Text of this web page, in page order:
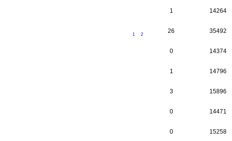
1 14264
1 2 26 35492
0 14374
1 14796
3 15896
0 14471
0 15258